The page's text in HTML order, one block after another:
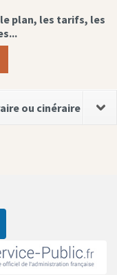
plan, les tarifs, les
ou cinéraire